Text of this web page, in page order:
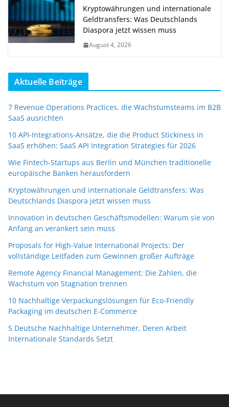
Kryptowährungen und internationale
Geldtransfers: Was Deutschlands
Diaspora jetzt wissen muss
August 4, 2026
Aktuelle Beiträge
7 Revenue Operations Practices, die Wachstumsteams im B2B
SaaS ausrichten
10 API-Integrations-Ansätze, die die Product Stickiness in
SaaS erhöhen: SaaS API Integration Strategies für 2026
Wie Fintech-Startups aus Berlin und München traditionelle
europäische Banken herausfordern
Kryptowährungen und internationale Geldtransfers: Was
Deutschlands Diaspora jetzt wissen muss
Innovation in deutschen Geschäftsmodellen: Warum sie von
Anfang an verankert sein muss
Proposals for High-Value International Projects: Der
vollständige Leitfaden zum Gewinnen großer Aufträge
Remote Agency Financial Management: Die Zahlen, die
Wachstum von Stagnation trennen
10 Nachhaltige Verpackungslösungen für Eco-Friendly
Packaging im deutschen E-Commerce
5 Deutsche Nachhaltige Unternehmer, Deren Arbeit
Internationale Standards Setzt